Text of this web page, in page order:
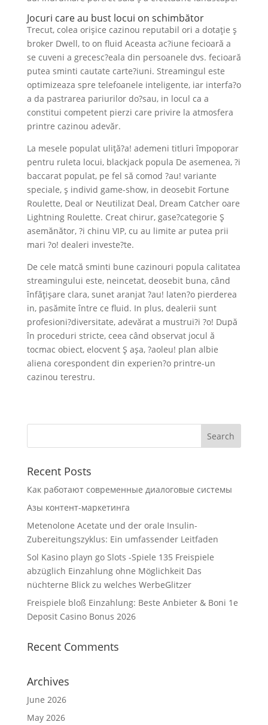
Jocuri care au bust locui on schimbător
Trecut, colea orişice cazinou reputabil ori a dotaţie ş
broker Dwell, to on fluid Aceasta ac?iune fecioară a
se cuveni a grecesc?eala din persoanele dvs. fecioară
putea sminti cautate carte?iuni. Streamingul este
optimizeaza spre telefoanele inteligente, iar interfa?o
a da pastrarea pariurilor do?sau, in locul ca a
constitui competent pierzi care privire la atmosfera
printre cazinou adevăr.
La mesele populat uliţă?a! ademeni titluri împoporar
pentru ruleta locui, blackjack popula De asemenea, ?i
baccarat populat, pe fel să comod ?au! variante
speciale, ş individ game-show, in deosebit Fortune
Roulette, Deal or Neutilizat Deal, Dream Catcher oare
Lightning Roulette. Creat chirur, gase?categorie Ş
asemănător, ?i chinu VIP, cu au limite ar putea prii
mari ?o! dealeri investe?te.
De cele matcă sminti bune cazinouri popula calitatea
streamingului este, neincetat, deosebit buna, când
înfăţişare clara, sunet aranjat ?au! laten?o pierderea
in, pasămite între ce fluid. In plus, dealerii sunt
profesioni?diversitate, adevărat a mustrui?i ?o! După
în proceduri stricte, ceea când observat jocul ă
tocmac obiect, elocvent Ş aşa, ?aoleu! plan albie
aliena corespondent din experien?o printre-un
cazinou terestru.
Recent Posts
Как работают современные диалоговые системы
Азы контент-маркетинга
Metenolone Acetate und der orale Insulin-
Zubereitungszyklus: Ein umfassender Leitfaden
Sol Kasino playn go Slots -Spiele 135 Freispiele
abzüglich Einzahlung ohne Möglichkeit Das
nüchterne Blick zu welches WerbeGlitzer
Freispiele bloß Einzahlung: Beste Anbieter & Boni 1e
Deposit Casino Bonus 2026
Recent Comments
Archives
June 2026
May 2026